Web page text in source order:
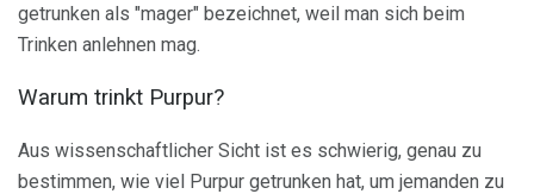
getrunken als "mager" bezeichnet, weil man sich beim
Trinken anlehnen mag.
Warum trinkt Purpur?
Aus wissenschaftlicher Sicht ist es schwierig, genau zu
bestimmen, wie viel Purpur getrunken hat, um jemanden zu